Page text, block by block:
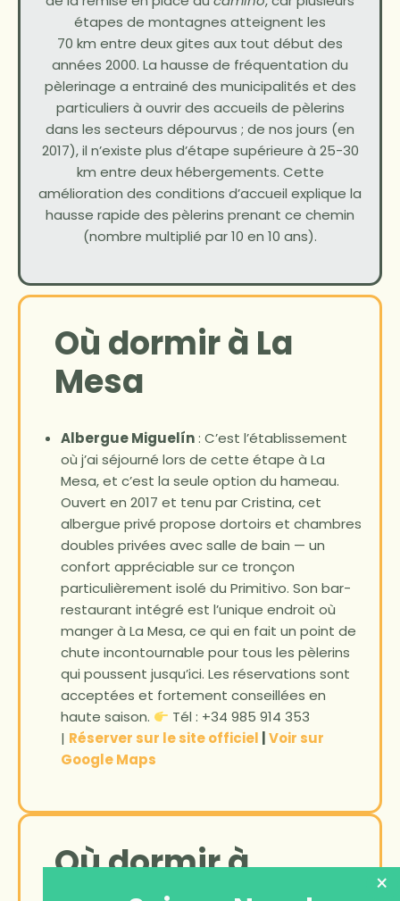
étapes de montagnes atteignent les
70 km entre deux gites aux tout début des
années 2000. La hausse de fréquentation du
pèlerinage a entrainé des municipalités et des
particuliers à ouvrir des accueils de pèlerins
dans les secteurs dépourvus ; de nos jours (en
2017), il n’existe plus d’étape supérieure à 25-30
km entre deux hébergements. Cette
amélioration des conditions d’accueil explique la
hausse rapide des pèlerins prenant ce chemin
(nombre multiplié par 10 en 10 ans).
Où dormir à La
Mesa
Albergue Miguelín: C’est l’établissement
où j’ai séjourné lors de cette étape à La
Mesa, et c’est la seule option du hameau.
Ouvert en 2017 et tenu par Cristina, cet
albergue privé propose dortoirs et chambres
doubles privées avec salle de bain — un
confort appréciable sur ce tronçon
particulièrement isolé du Primitivo. Son bar-
restaurant intégré est l’unique endroit où
manger à La Mesa, ce qui en fait un point de
chute incontournable pour tous les pèlerins
qui poussent jusqu’ici. Les réservations sont
acceptées et fortement conseillées en
haute saison.
Tél : +34 985 914 353
| Réserver sur le site officiel Voir sur
Google Maps
Où dormir à
×